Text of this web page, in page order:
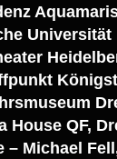
Universität
House QF,
– Michael